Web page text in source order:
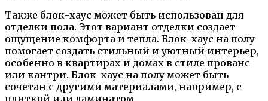
Также блок-хаус может быть использован для
отделки пола. Этот вариант отделки создает
ощущение комфорта и тепла. Блок-хаус на полу
помогает создать стильный и уютный интерьер,
особенно в квартирах и домах в стиле прованс
или кантри. Блок-хаус на полу может быть
сочетан с другими материалами, например, с
плиткой или ламинатом.